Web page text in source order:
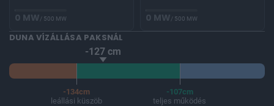
0 MW/ 500 MW 0 MW/ 500 MW
DUNA VÍZÁLLÁSA PAKSNÁL
-127 cm
-134cm
leállási küszöb
-107cm
teljes működés